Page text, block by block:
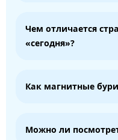
Чем отличается
«сегодня»?
Как магнитные
Можно ли